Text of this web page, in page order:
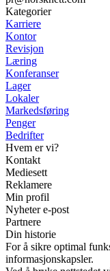
Kategorier
Karriere
Kontor
Revisjon
Læring
Konferanser
Lager
Lokaler
Markedsføring
Penger
Bedrifter
Hvem er vi?
Kontakt
Mediesett
Reklamere
Min profil
Nyheter e-post
Partnere
Din historie
For å sikre optimal
informasjonskapsler.